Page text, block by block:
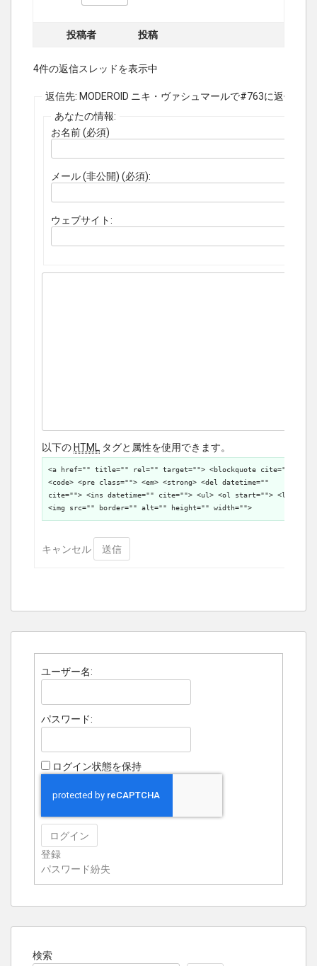
投稿者 投稿
4件の返信スレッドを表示中
返信先: MODEROID ニキ・ヴァシュマールで#763に返信
あなたの情報:
お名前 (必須)
メール (非公開) (必須):
ウェブサイト:
以下の HTML タグと属性を使用できます。
<a href="" title="" rel="" target=""> <blockquote cite="">
<code> <pre class=""> <em> <strong> <del datetime=""
cite=""> <ins datetime="" cite=""> <ul> <ol start=""> <li>
<img src="" border="" alt="" height="" width="">
キャンセル 送信
ユーザー名:
パスワード:
ログイン状態を保持
ログイン
登録
パスワード紛失
検索